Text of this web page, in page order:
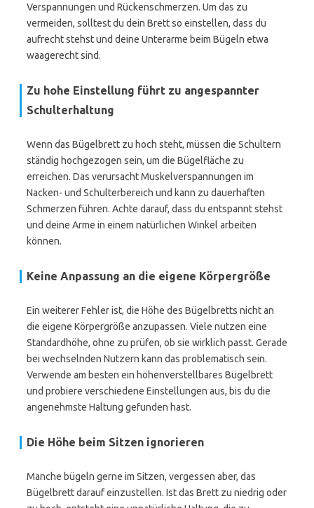
Verspannungen und Rückenschmerzen. Um das zu
vermeiden, solltest du dein Brett so einstellen, dass du
aufrecht stehst und deine Unterarme beim Bügeln etwa
waagerecht sind.
Zu hohe Einstellung führt zu angespannter
Schulterhaltung
Wenn das Bügelbrett zu hoch steht, müssen die Schultern
ständig hochgezogen sein, um die Bügelfläche zu
erreichen. Das verursacht Muskelverspannungen im
Nacken- und Schulterbereich und kann zu dauerhaften
Schmerzen führen. Achte darauf, dass du entspannt stehst
und deine Arme in einem natürlichen Winkel arbeiten
können.
Keine Anpassung an die eigene Körpergröße
Ein weiterer Fehler ist, die Höhe des Bügelbretts nicht an
die eigene Körpergröße anzupassen. Viele nutzen eine
Standardhöhe, ohne zu prüfen, ob sie wirklich passt. Gerade
bei wechselnden Nutzern kann das problematisch sein.
Verwende am besten ein höhenverstellbares Bügelbrett
und probiere verschiedene Einstellungen aus, bis du die
angenehmste Haltung gefunden hast.
Die Höhe beim Sitzen ignorieren
Manche bügeln gerne im Sitzen, vergessen aber, das
Bügelbrett darauf einzustellen. Ist das Brett zu niedrig oder